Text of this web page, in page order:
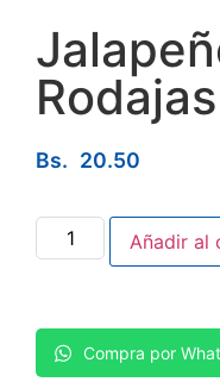
Bs. 20.50
Añadir al
Compra por